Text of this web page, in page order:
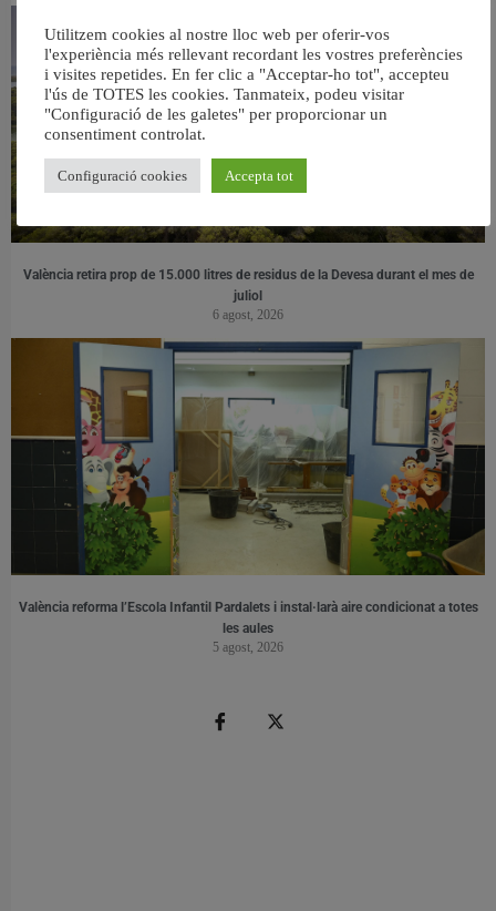
València retira prop de 15.000 litres de residus de la Devesa durant el mes de
juliol
6 agost, 2026
València reforma l’Escola Infantil Pardalets i instal·larà aire condicionat a totes
les aules
5 agost, 2026
Utilitzem cookies al nostre lloc web per oferir-vos
l'experiència més rellevant recordant les vostres preferències
i visites repetides. En fer clic a "Acceptar-ho tot", accepteu
l'ús de TOTES les cookies. Tanmateix, podeu visitar
"Configuració de les galetes" per proporcionar un
consentiment controlat.
Configuració cookies Accepta tot